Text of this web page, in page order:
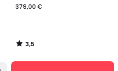
379,00 €
3,5
/
Unsere